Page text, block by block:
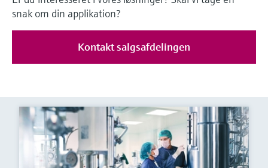
snak om din applikation?
Kontakt salgsafdelingen